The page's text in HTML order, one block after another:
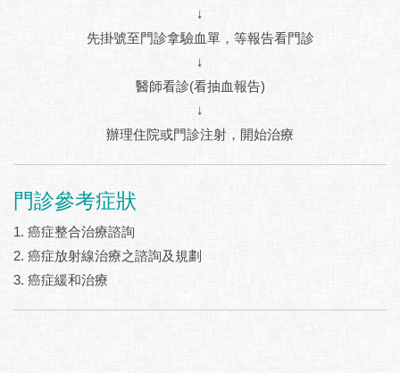
↓
先掛號至門診拿驗血單，等報告看門診
↓
醫師看診(看抽血報告)
↓
辦理住院或門診注射，開始治療
門診參考症狀
1. 癌症整合治療諮詢
2. 癌症放射線治療之諮詢及規劃
3. 癌症緩和治療